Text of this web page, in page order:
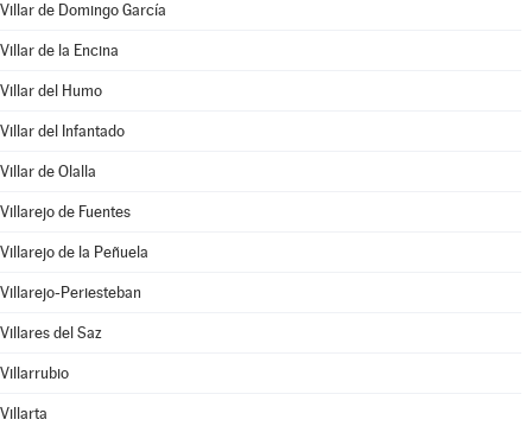
Villar de Domingo García
Villar de la Encina
Villar del Humo
Villar del Infantado
Villar de Olalla
Villarejo de Fuentes
Villarejo de la Peñuela
Villarejo-Periesteban
Villares del Saz
Villarrubio
Villarta